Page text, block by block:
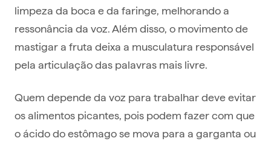
limpeza da boca e da faringe, melhorando a
ressonância da voz. Além disso, o movimento de
mastigar a fruta deixa a musculatura responsável
pela articulação das palavras mais livre.
Quem depende da voz para trabalhar deve evitar
os alimentos picantes, pois podem fazer com que
o ácido do estômago se mova para a garganta ou